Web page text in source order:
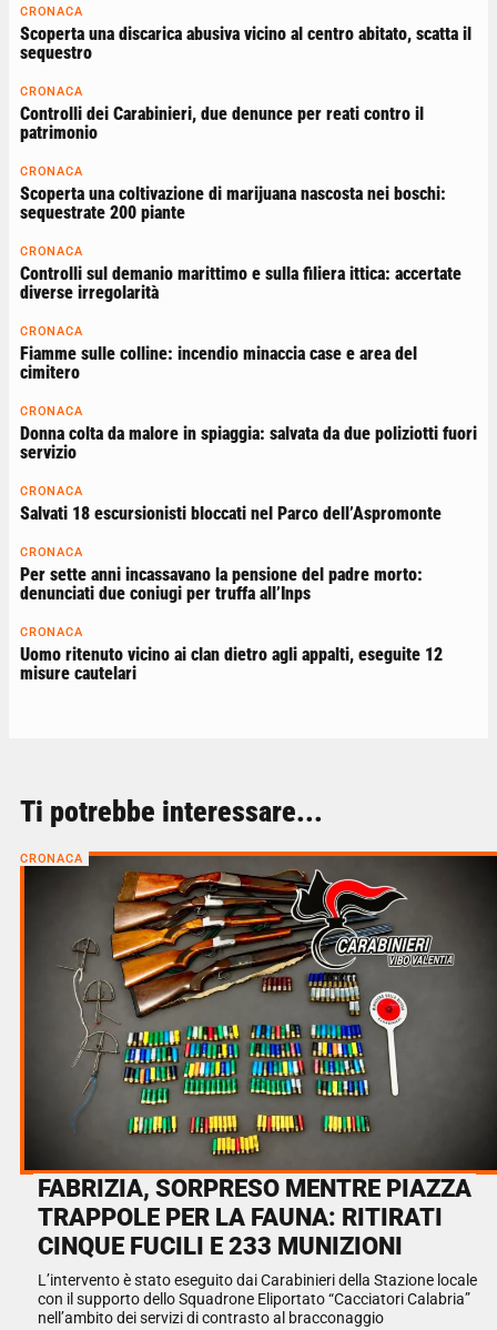
CRONACA
Scoperta una discarica abusiva vicino al centro abitato, scatta il
sequestro
CRONACA
Controlli dei Carabinieri, due denunce per reati contro il
patrimonio
CRONACA
Scoperta una coltivazione di marijuana nascosta nei boschi:
sequestrate 200 piante
CRONACA
Controlli sul demanio marittimo e sulla filiera ittica: accertate
diverse irregolarità
CRONACA
Fiamme sulle colline: incendio minaccia case e area del
cimitero
CRONACA
Donna colta da malore in spiaggia: salvata da due poliziotti fuori
servizio
CRONACA
Salvati 18 escursionisti bloccati nel Parco dell’Aspromonte
CRONACA
Per sette anni incassavano la pensione del padre morto:
denunciati due coniugi per truffa all’Inps
CRONACA
Uomo ritenuto vicino ai clan dietro agli appalti, eseguite 12
misure cautelari
Ti potrebbe interessare...
CRONACA
FABRIZIA, SORPRESO MENTRE PIAZZA
TRAPPOLE PER LA FAUNA: RITIRATI
CINQUE FUCILI E 233 MUNIZIONI
L’intervento è stato eseguito dai Carabinieri della Stazione locale
con il supporto dello Squadrone Eliportato “Cacciatori Calabria”
nell’ambito dei servizi di contrasto al bracconaggio